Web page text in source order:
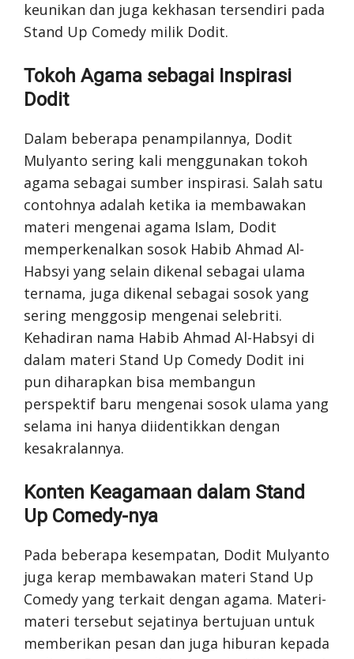
keunikan dan juga kekhasan tersendiri pada
Stand Up Comedy milik Dodit.
Tokoh Agama sebagai Inspirasi
Dodit
Dalam beberapa penampilannya, Dodit
Mulyanto sering kali menggunakan tokoh
agama sebagai sumber inspirasi. Salah satu
contohnya adalah ketika ia membawakan
materi mengenai agama Islam, Dodit
memperkenalkan sosok Habib Ahmad Al-
Habsyi yang selain dikenal sebagai ulama
ternama, juga dikenal sebagai sosok yang
sering menggosip mengenai selebriti.
Kehadiran nama Habib Ahmad Al-Habsyi di
dalam materi Stand Up Comedy Dodit ini
pun diharapkan bisa membangun
perspektif baru mengenai sosok ulama yang
selama ini hanya diidentikkan dengan
kesakralannya.
Konten Keagamaan dalam Stand
Up Comedy-nya
Pada beberapa kesempatan, Dodit Mulyanto
juga kerap membawakan materi Stand Up
Comedy yang terkait dengan agama. Materi-
materi tersebut sejatinya bertujuan untuk
memberikan pesan dan juga hiburan kepada